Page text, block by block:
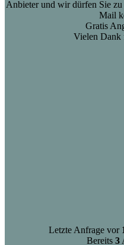
Anbieter und wir dürfen Sie
Mail
Gratis
Vielen Dank
Letzte Anfrage vor
Bereits 3